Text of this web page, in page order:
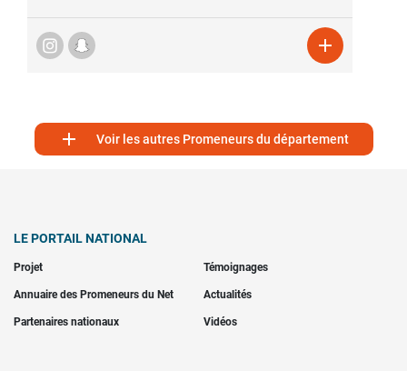

 Voir les autres Promeneurs du département
LE PORTAIL NATIONAL
Projet Témoignages
Annuaire des Promeneurs du Net Actualités
Partenaires nationaux Vidéos